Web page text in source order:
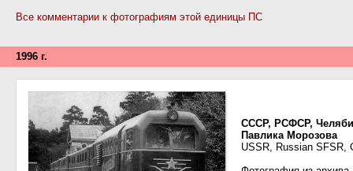
Все комментарии к фотографиям этой единицы ПС
1996 г.
СССР, РСФСР,
Павлика Морозова
USSR, Russian SFSR,